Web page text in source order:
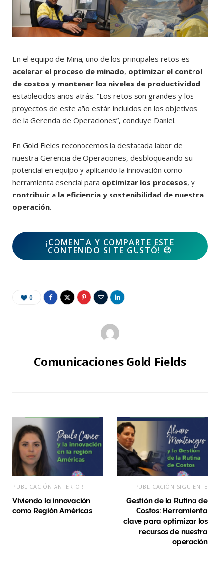
En el equipo de Mina, uno de los principales retos es
acelerar el proceso de minado, optimizar el control
de costos y mantener los niveles de productividad
establecidos años atrás. “Los retos son grandes y los
proyectos de este año están incluidos en los objetivos
de la Gerencia de Operaciones”, concluye Daniel.
En Gold Fields reconocemos la destacada labor de
nuestra Gerencia de Operaciones, desbloqueando su
potencial en equipo y aplicando la innovación como
herramienta esencial para optimizar los procesos, y
contribuir a la eficiencia y sostenibilidad de nuestra
operación.
¡COMENTA Y COMPARTE ESTE
CONTENIDO SI TE GUSTÓ! 😉
0
Comunicaciones Gold Fields
PUBLICACIÓN ANTERIOR
Viviendo la innovación
como Región Américas
PUBLICACIÓN SIGUIENTE
Gestión de la Rutina de
Costos: Herramienta
clave para optimizar los
recursos de nuestra
operación